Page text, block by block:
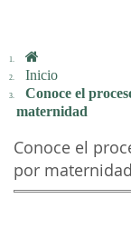
Inicio
Conoce el
maternidad
Conoce el
por maternidad